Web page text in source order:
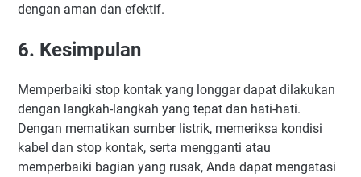
dengan aman dan efektif.
6. Kesimpulan
Memperbaiki stop kontak yang longgar dapat dilakukan
dengan langkah-langkah yang tepat dan hati-hati.
Dengan mematikan sumber listrik, memeriksa kondisi
kabel dan stop kontak, serta mengganti atau
memperbaiki bagian yang rusak, Anda dapat mengatasi